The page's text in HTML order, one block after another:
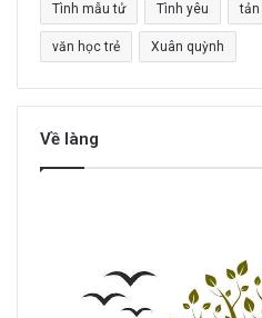
Tình mẫu tử Tình yêu tản
văn học trẻ Xuân quỳnh
Về làng